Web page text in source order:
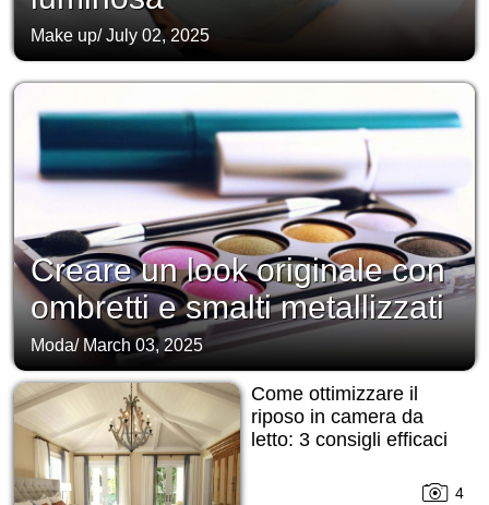
Make up/July 02, 2025
Creare un look originale con
ombretti e smalti metallizzati
Moda/ March 03, 2025
Come ottimizzare il
riposo in camera da
letto: 3 consigli efficaci
4